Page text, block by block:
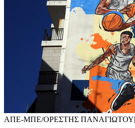
ΑΠΕ-ΜΠΕ/ΟΡΕΣΤΗΣ ΠΑΝΑΓΙΩΤΟΥ[/